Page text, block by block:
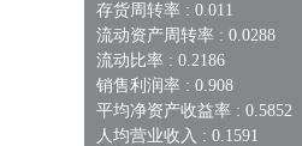
存货周转率 : 0.011
流动资产周转率 : 0.0288
流动比率 : 0.2186
销售利润率 : 0.908
平均净资产收益率 : 0.5852
人均营业收入 : 0.1591